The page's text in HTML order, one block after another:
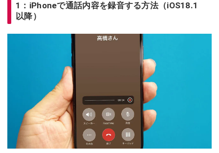
1：iPhoneで通話内容を録音する方法（iOS18.1
以降）